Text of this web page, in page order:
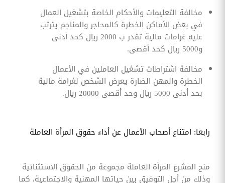
مخالفة التعليمات والأحكام الخاصة بتشغيل العمال
في بعض الأماكن الخطرة كالمحاجر والمناجم يترتب
عليه غرامات مالية تقدر ب 2000 ريال كحد أدنى
و5000 ريال كحد أقصى.
مخالفة اشتراطات تشغيل العاملين في الأعمال
الخطرة والمهن الضارة يعرض الشخص لغرامة مالية
بحد أدنى 5000 ريال وحد أقصى 20000 ريال.
رابعا: امتناع أصحاب الأعمال عن أداء حقوق المرأة العاملة
منح المشرع المرأة العاملة مجموعة من الحقوق الاستثنائية
وذلك من أجل التوفيق بين حياتها المهنية والاجتماعية، كما